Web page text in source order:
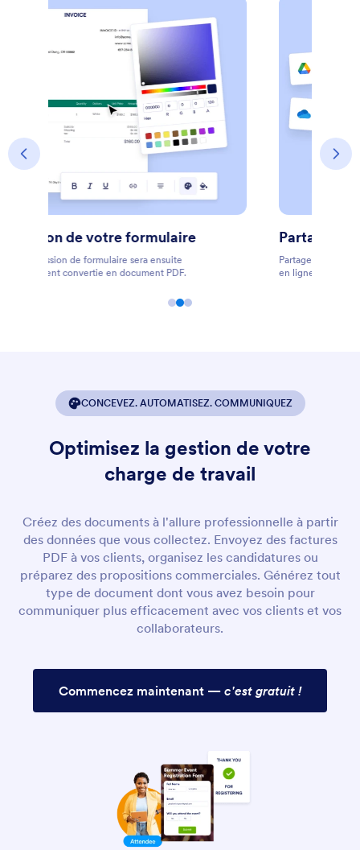
Partage du document
Partagez, stockez, imprimez, téléchargez et modifiez les PDF
en ligne.
CONCEVEZ. AUTOMATISEZ. COMMUNIQUEZ
Optimisez la gestion de votre
charge de travail
Créez des documents à l'allure professionnelle à partir
des données que vous collectez. Envoyez des factures
PDF à vos clients, organisez les candidatures ou
préparez des propositions commerciales. Générez tout
type de document dont vous avez besoin pour
communiquer plus efficacement avec vos clients et vos
collaborateurs.
Commencez maintenant — c'est gratuit !